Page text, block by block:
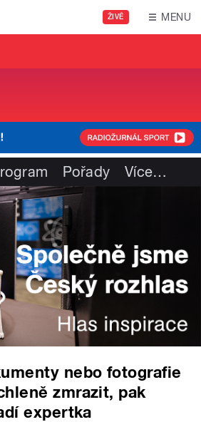
ŽIVĚ MENU
Pořady Více…
nebo fotografie
zmrazit, pak
expertka